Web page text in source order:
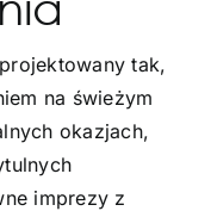
tak,
na świeżym
okazjach,
imprezy z